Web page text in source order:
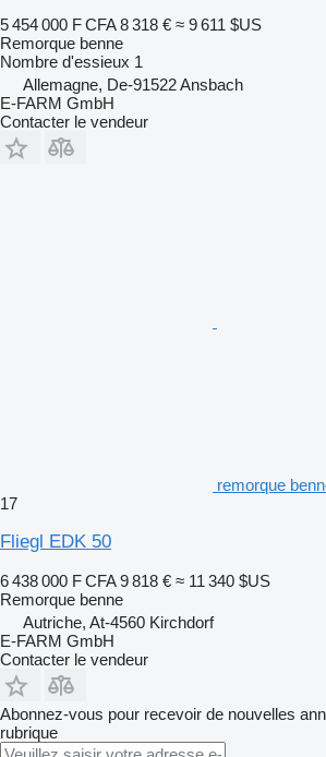
5 454 000 F CFA 8 318 € ≈ 9 611 $US
Remorque benne
Nombre d'essieux 1
Allemagne, De-91522 Ansbach
E-FARM GmbH
Contacter le vendeur
remorque
17
Fliegl EDK 50
6 438 000 F CFA 9 818 € ≈ 11 340 $US
Remorque benne
Autriche, At-4560 Kirchdorf
E-FARM GmbH
Contacter le vendeur
Abonnez-vous pour recevoir de nouvelles
rubrique